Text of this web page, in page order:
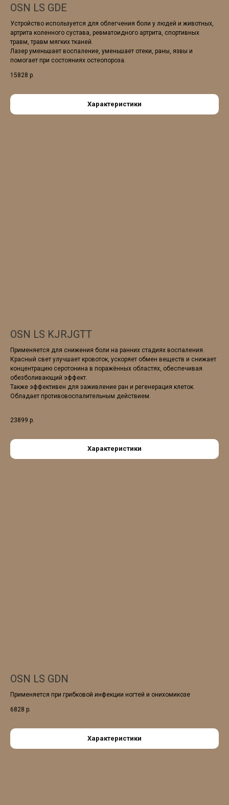
OSN LS GDE
Устройство используется для облегчения боли у людей и животных,
артрита коленного сустава, ревматоидного артрита, спортивных
травм, травм мягких тканей.
Лазер уменьшает воспаление, уменьшает отеки, раны, язвы и
помогает при состояниях остеопороза.
15828 р.
Характеристики
OSN LS KJRJGTT
Применяется для снижения боли на ранних стадиях воспаления.
Красный свет улучшает кровоток, ускоряет обмен веществ и снижает
концентрацию серотонина в поражённых областях, обеспечивая
обезболивающий эффект.
Также эффективен для заживление ран и регенерация клеток.
Обладает противовоспалительным действием.
23899 р.
Характеристики
OSN LS GDN
Применяется при грибковой инфекции ногтей и онихомикозе
6828 р.
Характеристики